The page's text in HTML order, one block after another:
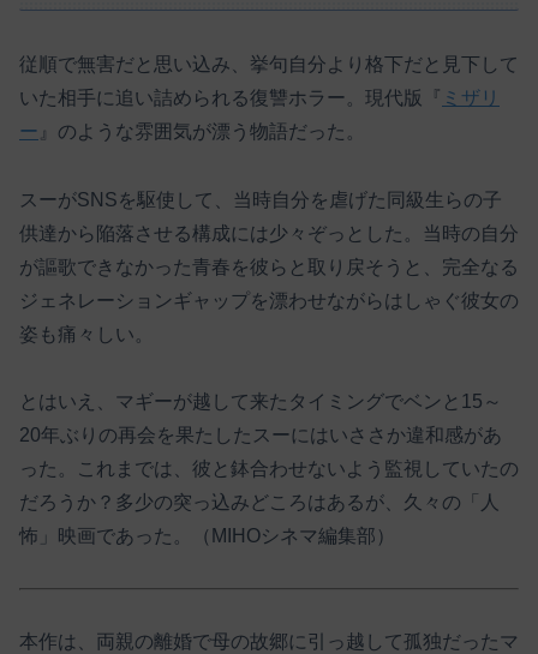
従順で無害だと思い込み、挙句自分より格下だと見下して
いた相手に追い詰められる復讐ホラー。現代版『 ミザリ
ー 』のような雰囲気が漂う物語だった。
スーがSNSを駆使して、当時自分を虐げた同級生らの子
供達から陥落させる構成には少々ぞっとした。当時の自分
が謳歌できなかった青春を彼らと取り戻そうと、完全なる
ジェネレーションギャップを漂わせながらはしゃぐ彼女の
姿も痛々しい。
とはいえ、マギーが越して来たタイミングでベンと15～
20年ぶりの再会を果たしたスーにはいささか違和感があ
った。これまでは、彼と鉢合わせないよう監視していたの
だろうか？多少の突っ込みどころはあるが、久々の「人
怖」映画であった。（MIHOシネマ編集部）
本作は、両親の離婚で母の故郷に引っ越して孤独だったマ